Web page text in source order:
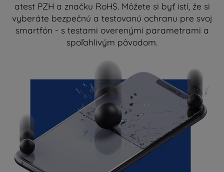
atest PZH a značku RoHS. Môžete si byť istí, že si
vyberáte bezpečnú a testovanú ochranu pre svoj
smartfón - s testami overenými parametrami a
spoľahlivým pôvodom.